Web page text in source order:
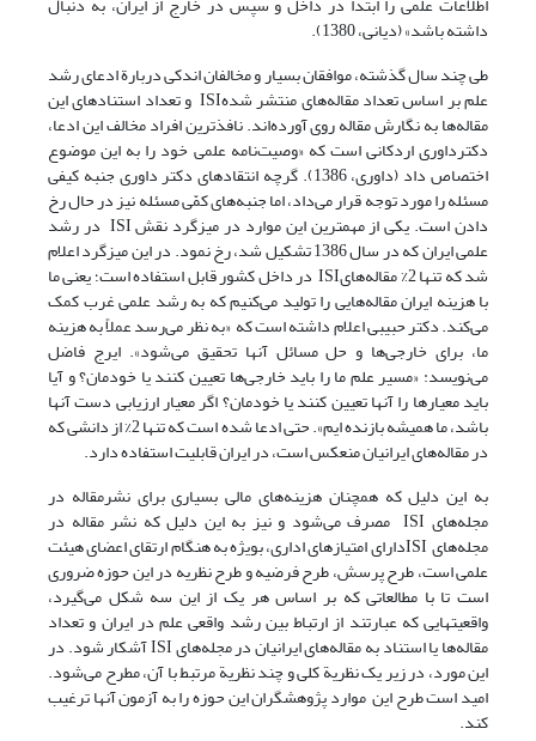
داشته باشد» (دیانی، 1380).
طی چند سال گذشته، موافقان بسیار و مخالفان اندکی دربارة ادعای رشد
علم بر اساس تعداد مقاله‌های منتشر شدهISI و تعداد استنادهای این
مقاله‌ها به نگارش مقاله روی آورده‌اند. نافذترین افراد مخالف این ادعا،
دکترداوری اردکانی است که «وصیت‌نامه علمی خود را به این موضوع
اختصاص داد (داوری، 1386). گرچه انتقاد‌های دکتر داوری جنبه کیفی
مسئله را مورد توجه قرار می‌داد، اما جنبه‌های کمّی مسئله نیز در حال رخ
دادن است. یکی از مهمترین این موارد در میزگرد نقش ISI در رشد
علمی ایران که در سال 1386 تشکیل شد، رخ نمود. در این میزگرد اعلام
شد که تنها 2% مقاله‌هایISI در داخل کشور قابل استفاده است؛ یعنی ما
با هزینه ایران مقاله‌هایی را تولید می‌کنیم که به رشد علمی غرب کمک
می‌کند. دکتر حبیبی اعلام داشته است که «به نظر مى‌رسد عملاً به هزینه
ما، براى خارجى‌ها و حل مسائل آنها تحقیق مى‌شود». ایرج فاضل
می‌نویسد: «مسیر علم ما را باید خارجى‌ها تعیین کنند یا خودمان؟ و آیا
باید معیارها را آنها تعیین کنند یا خودمان؟ اگر معیار ارزیابى دست آنها
باشد، ما همیشه بازنده ایم». حتی ادعا شده است که تنها 2% از دانشی که
در مقاله‌های ایرانیان منعکس است، در ایران قابلیت استفاده دارد.
به این دلیل که همچنان هزینه‌های مالی بسیاری برای نشرمقاله در
مجله‌های ISI مصرف می‌شود و نیز به این دلیل که نشر مقاله در
مجله‌های ISIدارای امتیازهای اداری، بویژه به هنگام ارتقای اعضای هیئت
علمی است، طرح پرسش، طرح فرضیه و طرح نظریه در این حوزه ضروری
است تا با مطالعاتی که بر اساس هر یک از این سه شکل می‌گیرد،
واقعیتهایی که عبارتند از ارتباط بین رشد واقعی علم در ایران و تعداد
مقاله‌ها یا استناد به مقاله‌های ایرانیان در مجله‌های ISI آشکار شود. در
این مورد، در زیر یک نظریة کلی و چند نظریة مرتبط با آن، مطرح می‌شود.
امید است طرح این موارد پژوهشگران این حوزه را به آزمون آنها ترغیب
کند.